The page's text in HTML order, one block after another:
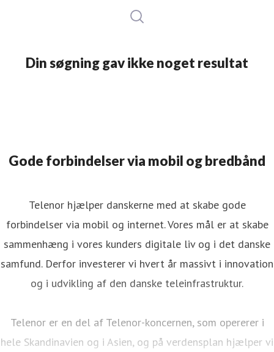
Din søgning gav ikke noget resultat
Gode forbindelser via mobil og bredbånd
Telenor hjælper danskerne med at skabe gode
forbindelser via mobil og internet. Vores mål er at skabe
sammenhæng i vores kunders digitale liv og i det danske
samfund. Derfor investerer vi hvert år massivt i innovation
og i udvikling af den danske teleinfrastruktur.
Telenor er en del af Telenor-koncernen, som opererer i
hele Skandinavien og i Asien, og på verdensplan hjælper vi